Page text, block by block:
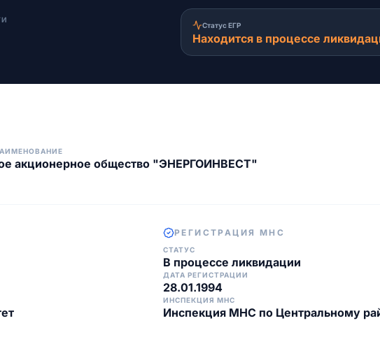
Статус ЕГР
Находится в процессе
акционерное общество "ЭНЕРГОИНВЕСТ"
РЕГИСТРАЦИЯ МНС
СТАТУС
В процессе ликвидации
ДАТА РЕГИСТРАЦИИ
28.01.1994
ИНСПЕКЦИЯ МНС
Инспекция МНС по Центральному